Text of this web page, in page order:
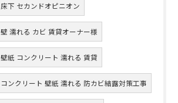
床下 セカンドオピニオン
壁 濡れる カビ 賃貸オーナー様
壁紙 コンクリート 濡れる 賃貸
コンクリート 壁紙 濡れる 防カビ結露対策工事